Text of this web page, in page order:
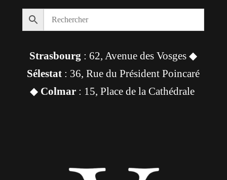
Strasbourg : 62, Avenue des Vosges ◆
Sélestat : 36, Rue du Président Poincaré
◆ Colmar: 15, Place de la Cathédrale